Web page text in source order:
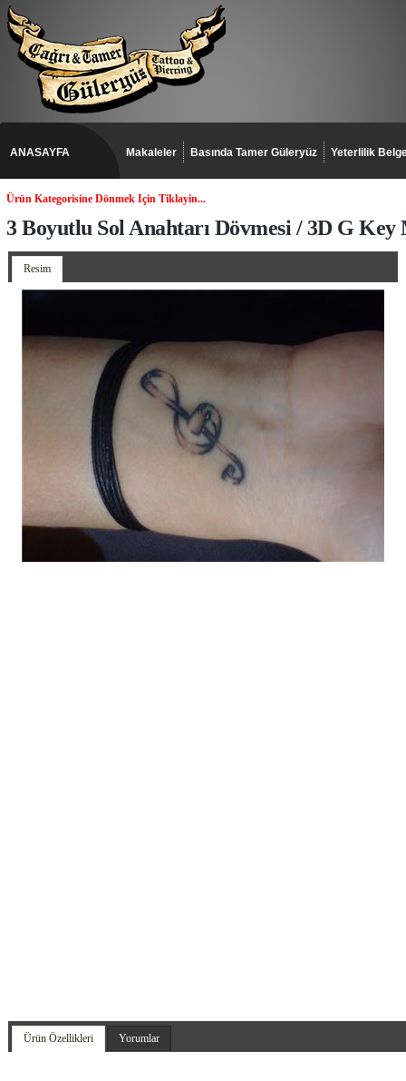
ANASAYFA Makaleler Basında Tamer Güleryüz Yeterlilik
Ürün Kategorisine Dönmek Için Tiklayin...
3 Boyutlu Sol Anahtarı Dövmesi / 3D G Key
Resim
Ürün Özellikleri Yorumlar